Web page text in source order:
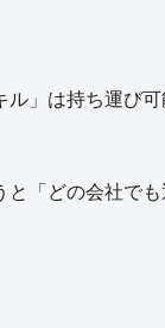
ル」は持ち運び
と「どの会社で